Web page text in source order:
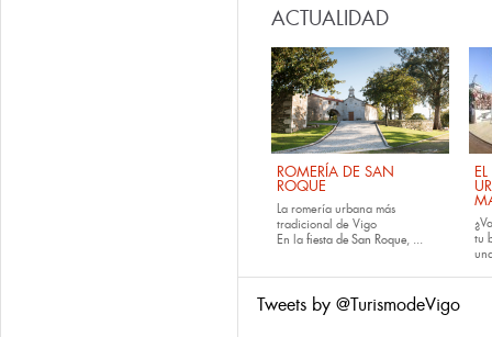
ACTUALIDAD
ROMERÍA DE SAN
ROQUE
La romería urbana más
tradicional de Vigo
En la fiesta de San Roque, ...
tu
Tweets by @TurismodeVigo